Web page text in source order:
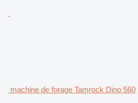
machine de forage Tamrock Dino 560